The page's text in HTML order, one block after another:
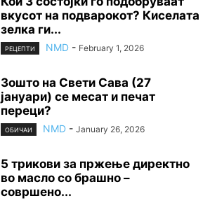
вкусот на подварокот? Киселата
зелка ги...
РЕЦЕПТИ NMD - February 1, 2026
Зошто на Свети Сава (27
јануари) се месат и печат
переци?
ОБИЧАИ NMD - January 26, 2026
5 трикови за пржење директно
во масло со брашно –
совршено...